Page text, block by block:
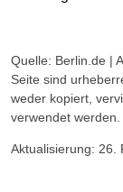
Quelle: Berlin.de |
Seite sind
weder kopiert,
verwendet werden.
Aktualisierung: 26.